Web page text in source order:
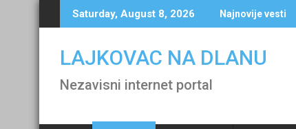
to
Saturday, August 8, 2026 Najnovije vesti
LAJKOVAC NA DLANU
Nezavisni internet portal